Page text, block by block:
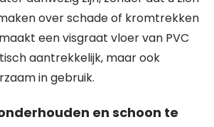
over schade of kromtrekken
een visgraat vloer van PVC
aantrekkelijk, maar ook
in gebruik.
en schoon te